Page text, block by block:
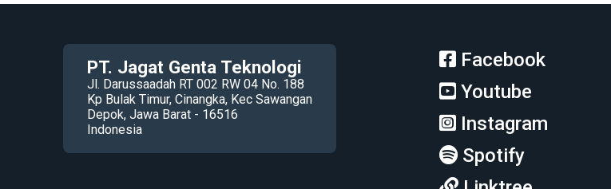
PT. Jagat Genta Teknologi
Jl. Darussaadah RT 002 RW 04 No. 188
Kp Bulak Timur, Cinangka, Kec Sawangan
Depok, Jawa Barat - 16516
Indonesia
Facebook
Youtube
Instagram
Spotify